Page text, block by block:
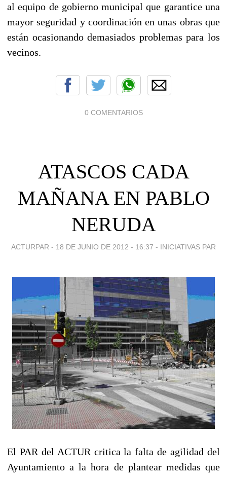
al equipo de gobierno municipal que garantice una
mayor seguridad y coordinación en unas obras que
están ocasionando demasiados problemas para los
vecinos.
0 COMENTARIOS
ATASCOS CADA
MAÑANA EN PABLO
NERUDA
ACTURPAR - 18 DE JUNIO DE 2012 - 16:37 - INICIATIVAS PAR
El PAR del ACTUR critica la falta de agilidad del
Ayuntamiento a la hora de plantear medidas que